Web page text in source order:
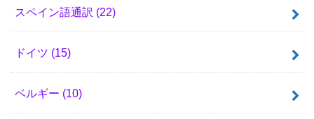
スペイン語通訳 (22)
ドイツ (15)
ベルギー (10)